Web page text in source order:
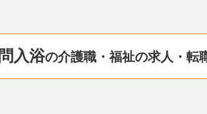
入浴の介護職・福祉の求人・転